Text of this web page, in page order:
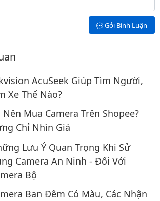
Gởi Bình Luận
AcuSeek Giúp Tìm Người,
Xe Thế Nào?
Nên Mua Camera Trên Shopee?
Chỉ Nhìn Giá
Lưu Ý Quan Trọng Khi Sử
Camera An Ninh - Đối Với
Bộ
Ban Đêm Có Màu, Các Nhận